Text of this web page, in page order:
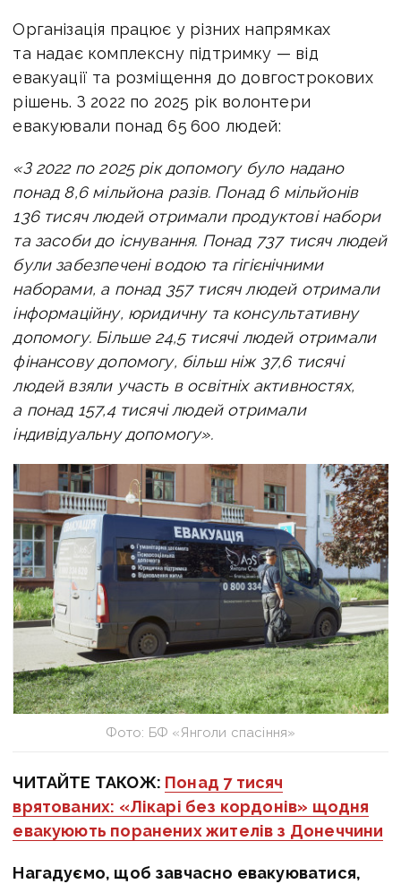
Організація працює у різних напрямках
та надає комплексну підтримку — від
евакуації та розміщення до довгострокових
рішень. З 2022 по 2025 рік волонтери
евакуювали понад 65 600 людей:
«З 2022 по 2025 рік допомогу було надано
понад 8,6 мільйона разів. Понад 6 мільйонів
136 тисяч людей отримали продуктові набори
та засоби до існування. Понад 737 тисяч людей
були забезпечені водою та гігієнічними
наборами, а понад 357 тисяч людей отримали
інформаційну, юридичну та консультативну
допомогу. Більше 24,5 тисячі людей отримали
фінансову допомогу, більш ніж 37,6 тисячі
людей взяли участь в освітніх активностях,
а понад 157,4 тисячі людей отримали
індивідуальну допомогу».
Фото: БФ «Янголи спасіння»
ЧИТАЙТЕ ТАКОЖ: Понад 7 тисяч
врятованих: «Лікарі без кордонів» щодня
евакуюють поранених жителів з Донеччини
Нагадуємо, щоб завчасно евакуюватися,